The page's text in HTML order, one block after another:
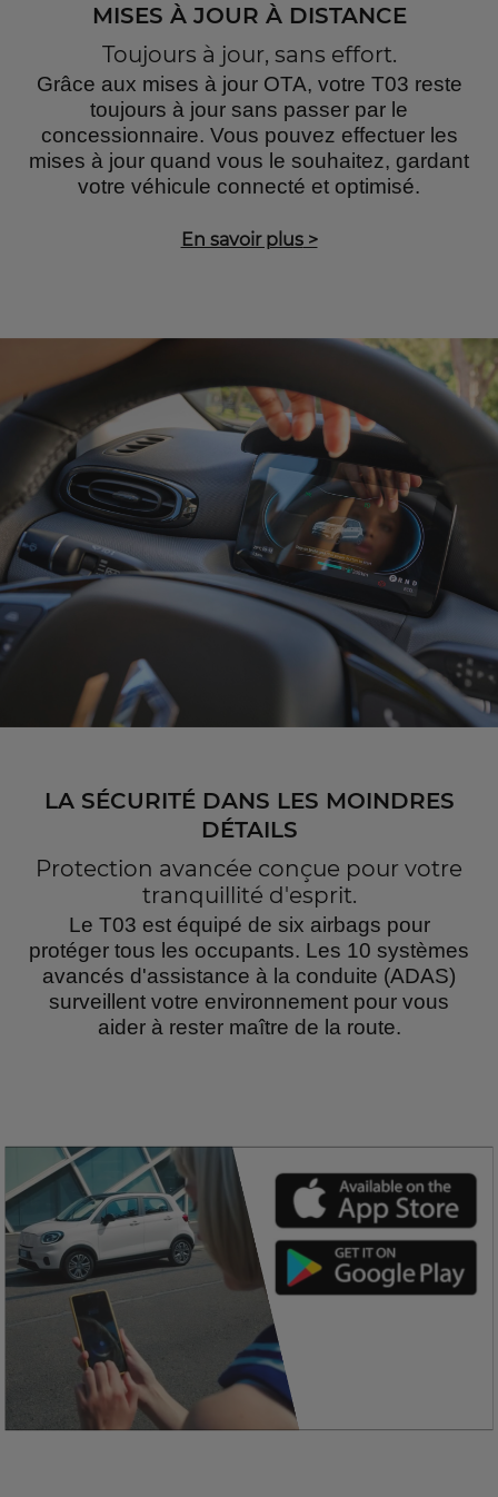
MISES À JOUR À DISTANCE
Toujours à jour, sans effort.
Grâce aux mises à jour OTA, votre T03 reste
toujours à jour sans passer par le
concessionnaire. Vous pouvez effectuer les
mises à jour quand vous le souhaitez, gardant
votre véhicule connecté et optimisé.
En savoir plus>
LA SÉCURITÉ DANS LES MOINDRES
DÉTAILS
Protection avancée conçue pour votre
tranquillité d'esprit.
Le T03 est équipé de six airbags pour
protéger tous les occupants. Les 10 systèmes
avancés d'assistance à la conduite (ADAS)
surveillent votre environnement pour vous
aider à rester maître de la route.